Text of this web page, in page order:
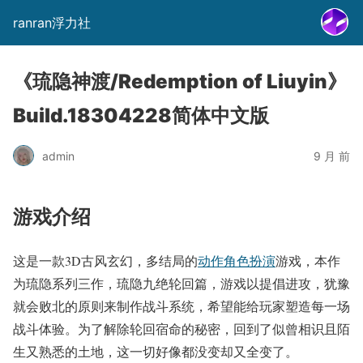
ranran浮力社
《琉隐神渡/Redemption of Liuyin》
Build.18304228简体中文版
admin 9 月 前
游戏介绍
这是一款3D古风玄幻，多结局的动作角色扮演游戏，本作
为琉隐系列三作，琉隐九绝轮回篇，游戏以提倡进攻，犹豫
就会败北的原则来制作战斗系统，希望能给玩家塑造每一场
战斗体验。为了解除轮回宿命的秘密，回到了似曾相识且陌
生又熟悉的土地，这一切好像都没变却又全变了。